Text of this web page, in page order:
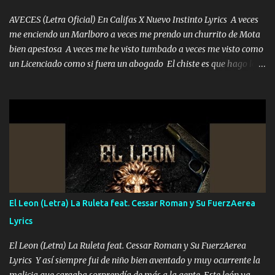
AVECES (Letra Oficial) En Califas X Nuevo Instinto Lyrics A veces
me enciendo un Marlboro a veces me prendo un churrito de Mota
bien apestosa A veces me he visto tumbado a veces me visto como
un Licenciado como si fuera un abogado El chiste es que hago lo
corriente no quieren verte subir de level trucha mis plebes Música
A veces me pongo un sombrero a veces me ven la cachucha de lado
con la mirada siempre en alto A veces me fajó una super o a veces
me fajó una Glock siempre armado todas las generaciones yo
traigo El chiste es que hago lo que quiero pues así soy me mandó
yo tengo el control a todos yo les paro el dedo soy hocicon un
malcriado un malandrón Que Les importa no saben nada falsas
las risas las que me miran hay gente corriente no quieren ve...
El Leon (Letra) La Ruleta feat. Cessar Roman y Su FuerzAerea
Lyrics
El Leon (Letra) La Ruleta feat. Cessar Roman y Su FuerzAerea
Lyrics Y así siempre fui de niño bien aventado y muy ocurrente la